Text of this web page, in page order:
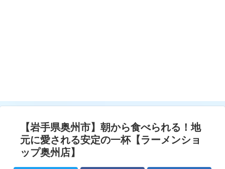
【岩手県奥州市】朝から食べられる！地
元に愛される安定の一杯【ラーメンショ
ップ奥州店】